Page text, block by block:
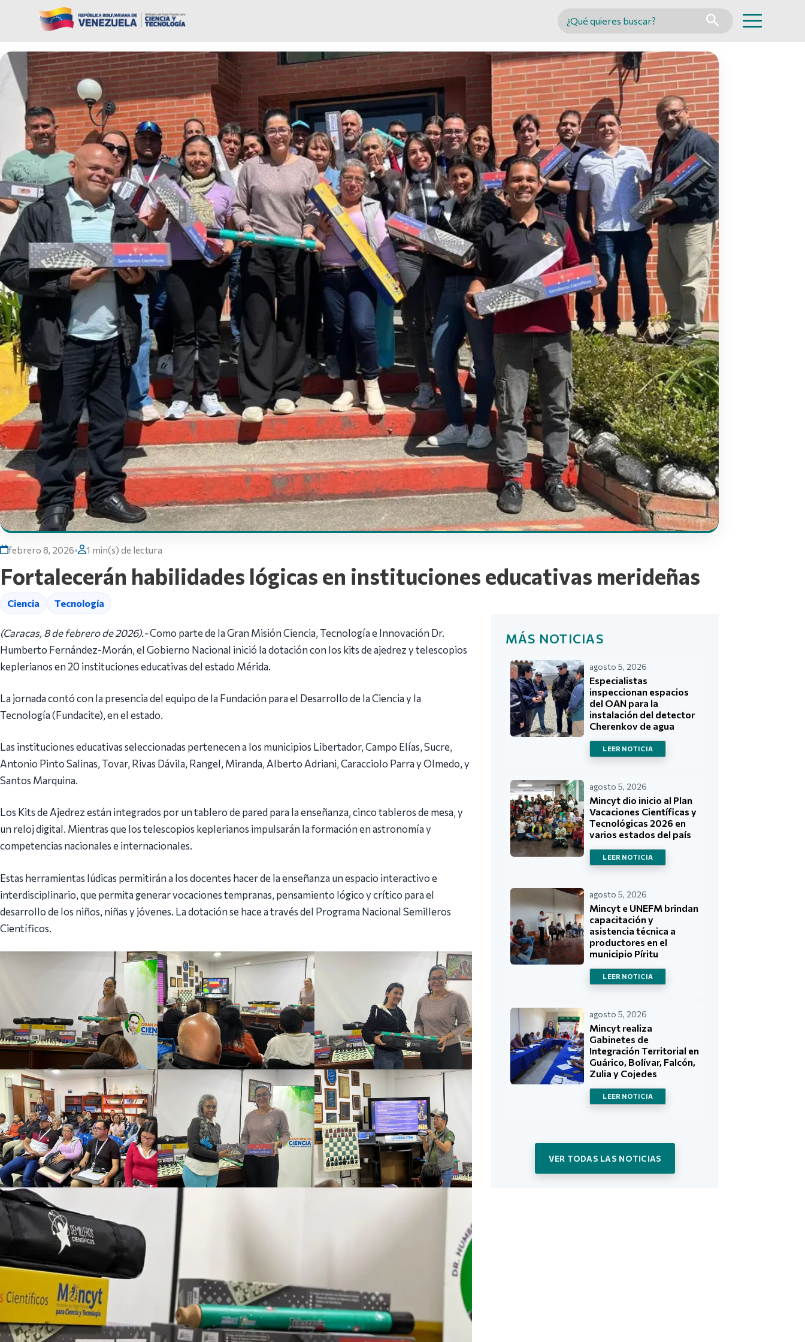
Buscar en MINCYT
febrero 8, 2026• 1 min(s) de lectura
Fortalecerán habilidades lógicas en instituciones educativas merideñas
Ciencia Tecnología
(Caracas, 8 de febrero de 2026).-Como parte de la Gran Misión Ciencia, Tecnología e Innovación Dr.
Humberto Fernández-Morán, el Gobierno Nacional inició la dotación con los kits de ajedrez y telescopios
keplerianos en 20 instituciones educativas del estado Mérida.
La jornada contó con la presencia del equipo de la Fundación para el Desarrollo de la Ciencia y la
Tecnología (Fundacite), en el estado.
Las instituciones educativas seleccionadas pertenecen a los municipios Libertador, Campo Elías, Sucre,
Antonio Pinto Salinas, Tovar, Rivas Dávila, Rangel, Miranda, Alberto Adriani, Caracciolo Parra y Olmedo, y
Santos Marquina.
Los Kits de Ajedrez están integrados por un tablero de pared para la enseñanza, cinco tableros de mesa, y
un reloj digital. Mientras que los telescopios keplerianos impulsarán la formación en astronomía y
competencias nacionales e internacionales.
Estas herramientas lúdicas permitirán a los docentes hacer de la enseñanza un espacio interactivo e
interdisciplinario, que permita generar vocaciones tempranas, pensamiento lógico y crítico para el
desarrollo de los niños, niñas y jóvenes. La dotación se hace a través del Programa Nacional Semilleros
Científicos.
MÁS NOTICIAS
agosto 5, 2026
Especialistas
inspeccionan espacios
del OAN para la
instalación del detector
Cherenkov de agua
LEER NOTICIA
agosto 5, 2026
Mincyt dio inicio al Plan
Vacaciones Científicas y
Tecnológicas 2026 en
varios estados del país
LEER NOTICIA
agosto 5, 2026
Mincyt e UNEFM brindan
capacitación y
asistencia técnica a
productores en el
municipio Píritu
LEER NOTICIA
agosto 5, 2026
Mincyt realiza
Gabinetes de
Integración Territorial en
Guárico, Bolívar, Falcón,
Zulia y Cojedes
LEER NOTICIA
VER TODAS LAS NOTICIAS